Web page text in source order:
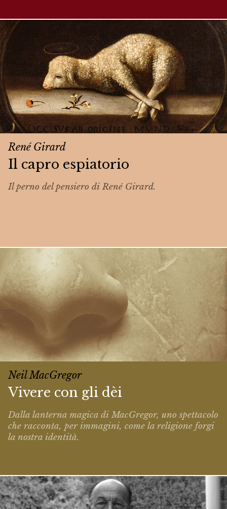
René Girard
Il capro espiatorio
Il perno del pensiero di René Girard.
Neil MacGregor
Vivere con gli dèi
Dalla lanterna magica di MacGregor, uno spettacolo
che racconta, per immagini, come la religione forgi
la nostra identità.